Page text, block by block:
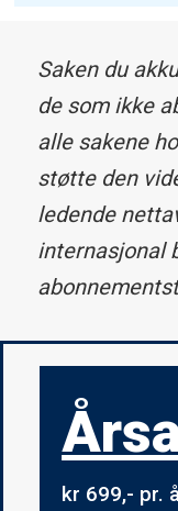
Saken du
de som ikke
alle sakene
støtte den
ledende
internasjonal
kr 699,- pr.